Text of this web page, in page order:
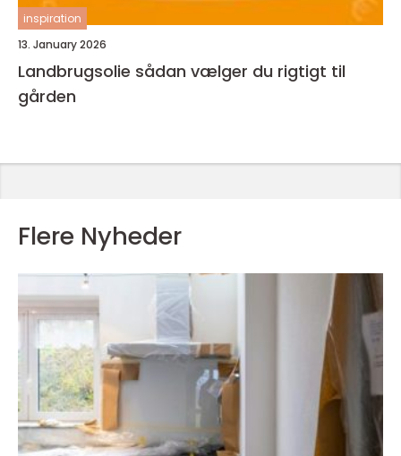
inspiration
13. January 2026
Landbrugsolie sådan vælger du rigtigt til
gården
Flere Nyheder